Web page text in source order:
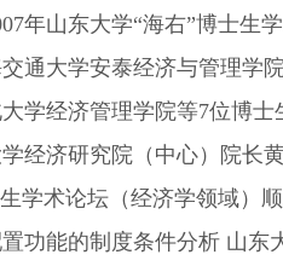
年山东大学“海右”博士
通大学安泰经济与管理学
学经济管理学院等7位博
经济研究院（中心）院长
学术论坛（经济学领域）
功能的制度条件分析 山东